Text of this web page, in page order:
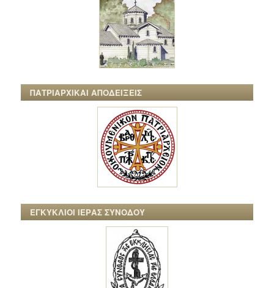
ΠΑΤΡΙΑΡΧΙΚΑΙ ΑΠΟΔΕΙΞΕΙΣ
ΕΓΚΥΚΛΙΟΙ ΙΕΡΑΣ ΣΥΝΟΔΟΥ